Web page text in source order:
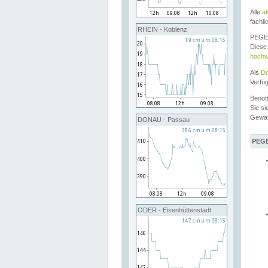
RHEIN - Koblenz
DONAU - Passau
ODER - Eisenhüttenstadt
Alle
Als
Sie